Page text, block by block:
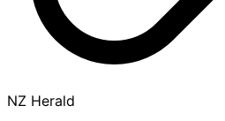
NZ Herald